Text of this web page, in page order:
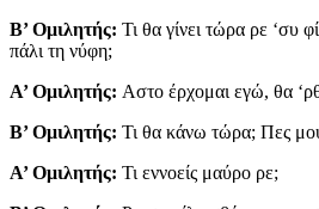
Β’ Ομιλητής: Τι θα γίνει τώρα ρε ‘συ
πάλι τη νύφη;
Α’ Ομιλητής: Aστο έρχομαι εγώ, θα
Β’ Ομιλητής: Τι θα κάνω τώρα; Πες
Α’ Ομιλητής: Τι εννοείς μαύρο ρε;